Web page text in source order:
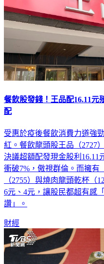
餐飲股發錢！王品配16.11
配
受惠於疫後餐飲消費力道強
紅。餐飲龍頭股王品（2727
決議超額配發現金股利16.11
衝破7%，傲視群倫。而擁有
（2755）與燒肉龍頭乾杯（
6元、4元，讓股民都超有感
讚」。
財經